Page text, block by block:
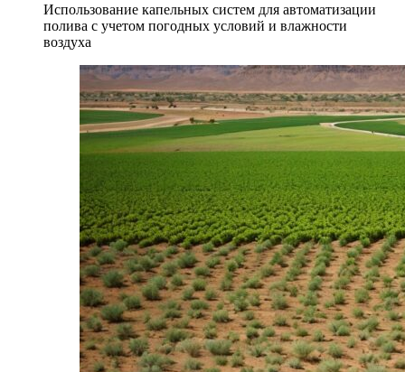
Использование капельных систем для автоматизации
полива с учетом погодных условий и влажности
воздуха